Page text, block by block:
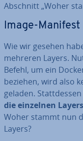
Abschnitt „Woher
Image-Manifest
Wie wir gesehen
mehreren Layers.
Befehl, um ein
beziehen, wird also
ge­la­den. Statt­des­sen
die einzelnen
Woher stammt nun
Layers?